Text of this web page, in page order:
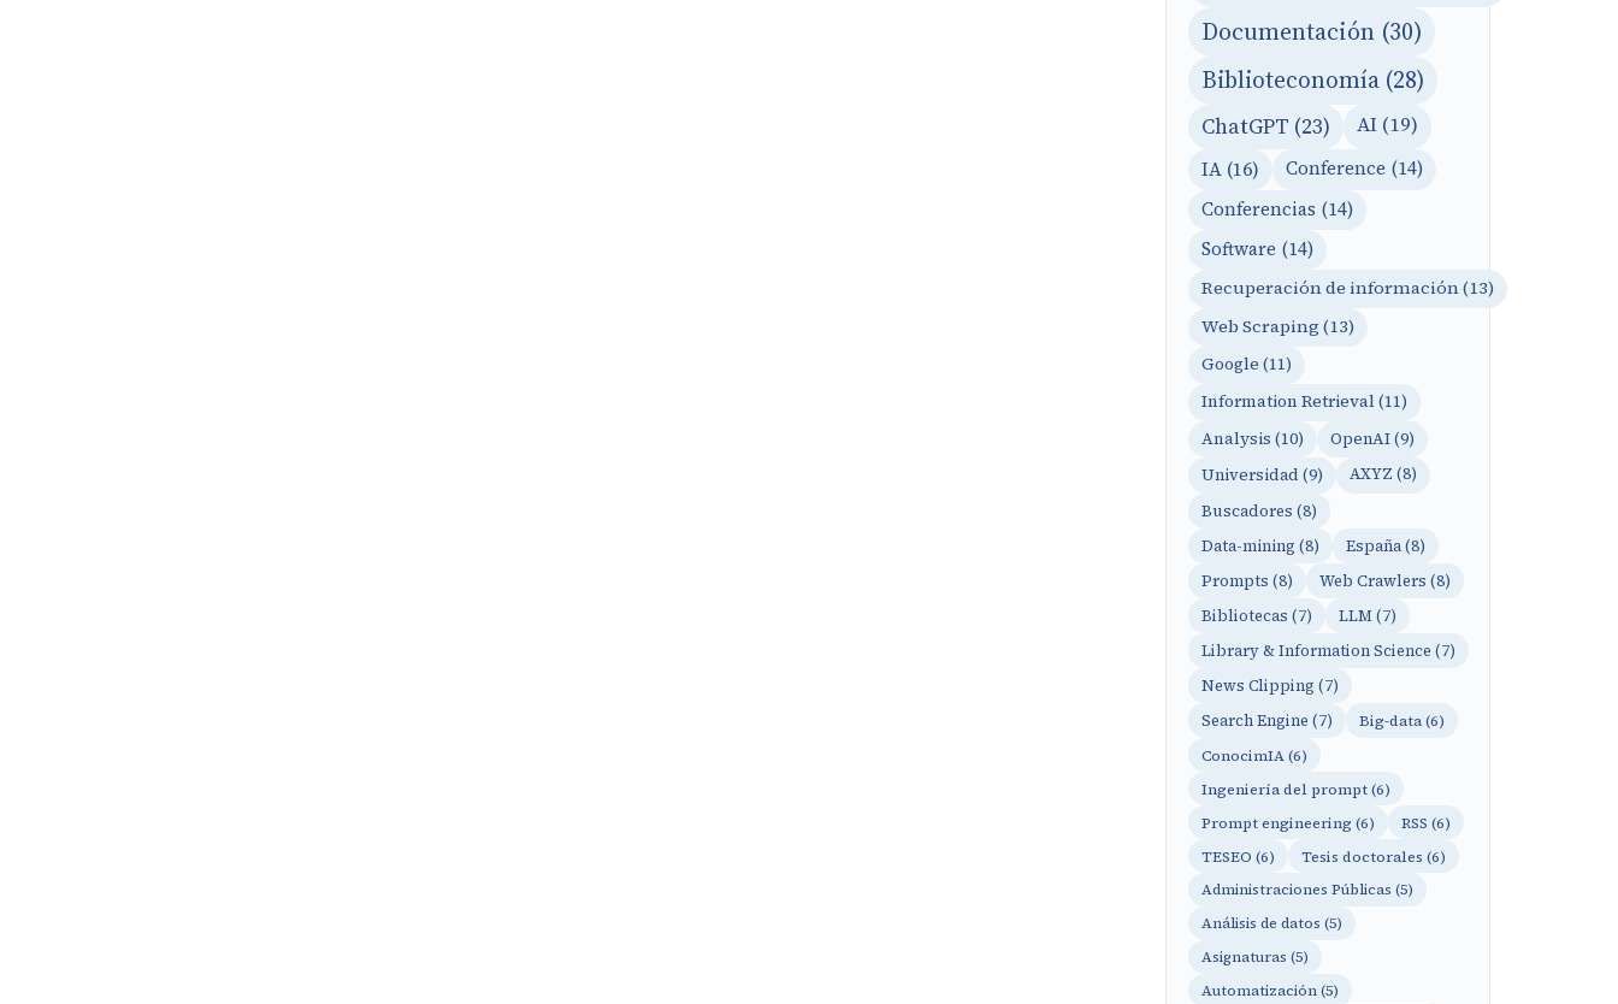
Documentación (30)
Biblioteconomía (28)
ChatGPT (23) AI (19)
IA (16)
Conference (14)
Conferencias (14)
Software (14)
Recuperación de información (13)
Web Scraping (13)
Google (11)
Information Retrieval (11)
Analysis (10)
OpenAI (9)
Universidad (9)
AXYZ (8)
Buscadores (8)
Data-mining (8)
España (8)
Prompts (8)
Web Crawlers (8)
Bibliotecas (7)
LLM (7)
Library & Information Science (7)
News Clipping (7)
Search Engine (7)
Big-data (6)
ConocimIA (6)
Ingeniería del prompt (6)
Prompt engineering (6)
RSS (6)
TESEO (6)
Tesis doctorales (6)
Administraciones Públicas (5)
Análisis de datos (5)
Asignaturas (5)
Automatización (5)